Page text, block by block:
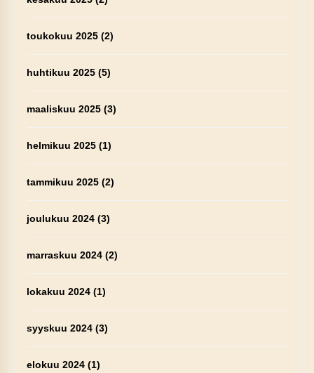
toukokuu 2025(2)
huhtikuu 2025(5)
maaliskuu 2025(3)
helmikuu 2025(1)
tammikuu 2025(2)
joulukuu 2024(3)
marraskuu 2024(2)
lokakuu 2024(1)
syyskuu 2024(3)
elokuu 2024(1)